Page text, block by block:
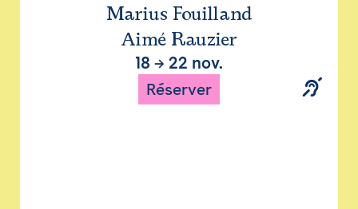
Marius Fouilland
Aimé Rauzier
18 → 22 nov.
Réserver